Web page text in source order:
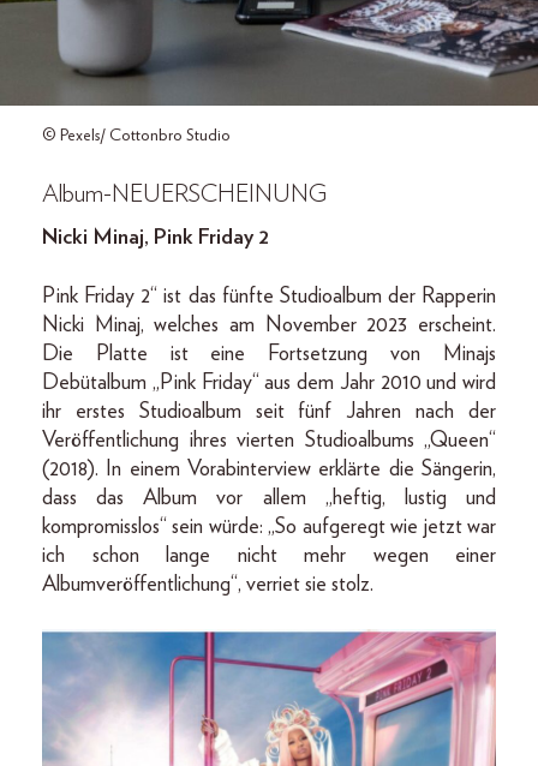
© Pexels/ Cottonbro Studio
Album-NEUERSCHEINUNG
Nicki Minaj, Pink Friday 2
Pink Friday 2“ ist das fünfte Studioalbum der Rapperin
Nicki Minaj, welches am November 2023 erscheint.
Die Platte ist eine Fortsetzung von Minajs
Debütalbum „Pink Friday“ aus dem Jahr 2010 und wird
ihr erstes Studioalbum seit fünf Jahren nach der
Veröffentlichung ihres vierten Studioalbums „Queen“
(2018). In einem Vorabinterview erklärte die Sängerin,
dass das Album vor allem „heftig, lustig und
kompromisslos“ sein würde: „So aufgeregt wie jetzt war
ich schon lange nicht mehr wegen einer
Albumveröffentlichung“, verriet sie stolz.